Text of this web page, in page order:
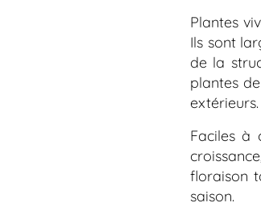
Plantes
Ils sont
de la
plantes
extérieurs.
Faciles à
floraison
saison.